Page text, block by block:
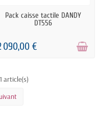
RUPTURE DE STOCK
Pack caisse tactile DANDY
DT556
090,00 €
article(s)